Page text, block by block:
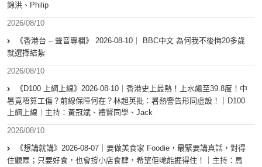
錦洪、Philip
2026/08/10
《香港台 – 聲音專欄》 2026-08-10｜ BBC中文 為何我不後悔20多歲
就選擇結紮
2026/08/10
《D100 上綱上線》2026-08-10｜香港史上最熱！上水飆至39.8度！中
暑竟唔算工傷？前線保障何在？林超英批：暑熱警告形同虛設！｜D100
上綱上線︱主持：黃冠斌、禮賢同學、Jack
2026/08/10
《想講就講》2026-08-07｜要做美食家 Foodie，最緊要講真話，對得
住觀眾；只要好食，也會撐小店食肆，希望佢哋能捱得住！｜主持：馬